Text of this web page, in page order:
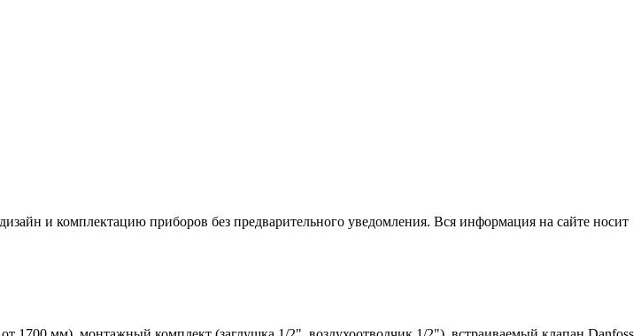
и комплектацию приборов без предварительного уведомления. Вся информация на сайте носит